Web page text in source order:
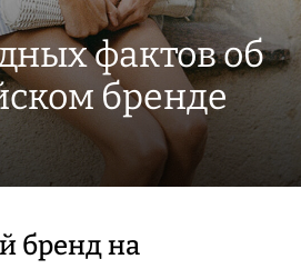
фактов об
бренде
бренд на